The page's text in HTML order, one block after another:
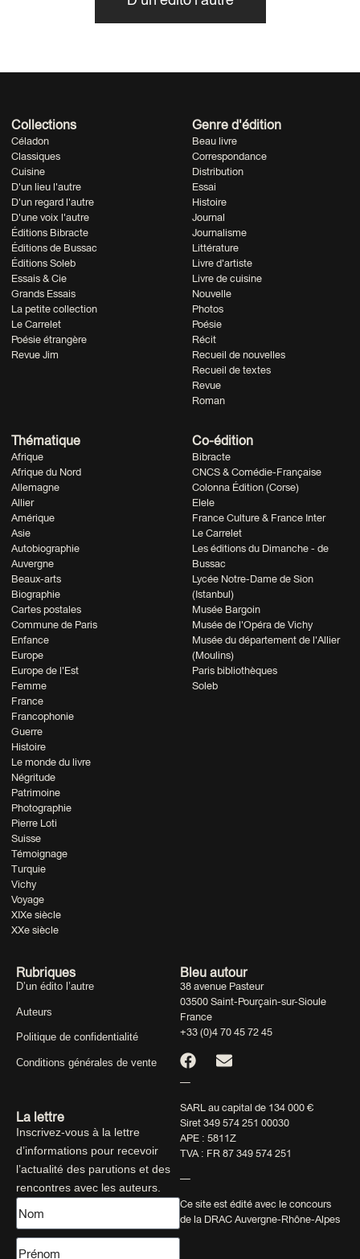
Collections
Céladon
Classiques
Cuisine
D'un lieu l'autre
D'un regard l'autre
D'une voix l'autre
Éditions Bibracte
Éditions de Bussac
Éditions Soleb
Essais & Cie
Grands Essais
La petite collection
Le Carrelet
Poésie étrangère
Revue Jim
Genre d'édition
Beau livre
Correspondance
Distribution
Essai
Histoire
Journal
Journalisme
Littérature
Livre d'artiste
Livre de cuisine
Nouvelle
Photos
Poésie
Récit
Recueil de nouvelles
Recueil de textes
Revue
Roman
Thématique
Afrique
Afrique du Nord
Allemagne
Allier
Amérique
Asie
Autobiographie
Auvergne
Beaux-arts
Biographie
Cartes postales
Commune de Paris
Enfance
Europe
Europe de l'Est
Femme
France
Francophonie
Guerre
Histoire
Le monde du livre
Négritude
Patrimoine
Photographie
Pierre Loti
Suisse
Témoignage
Turquie
Vichy
Voyage
XIXe siècle
XXe siècle
Co-édition
Bibracte
CNCS & Comédie-Française
Colonna Édition (Corse)
Elele
France Culture & France Inter
Le Carrelet
Les éditions du Dimanche - de
Bussac
Lycée Notre-Dame de Sion
(Istanbul)
Musée Bargoin
Musée de l'Opéra de Vichy
Musée du département de l'Allier
(Moulins)
Paris bibliothèques
Soleb
Rubriques
D’un édito l’autre
Auteurs
Politique de confidentialité
Conditions générales de vente
La lettre
Inscrivez-vous à la lettre
d’informations pour recevoir
l’actualité des parutions et des
rencontres avec les auteurs.
Bleu autour
38 avenue Pasteur
03500 Saint-Pourçain-sur-Sioule
France
+33 (0)4 70 45 72 45
—
SARL au capital de 134 000 €
Siret 349 574 251 00030
APE : 5811Z
TVA : FR 87 349 574 251
—
Ce site est édité avec le concours
de la DRAC Auvergne-Rhône-Alpes